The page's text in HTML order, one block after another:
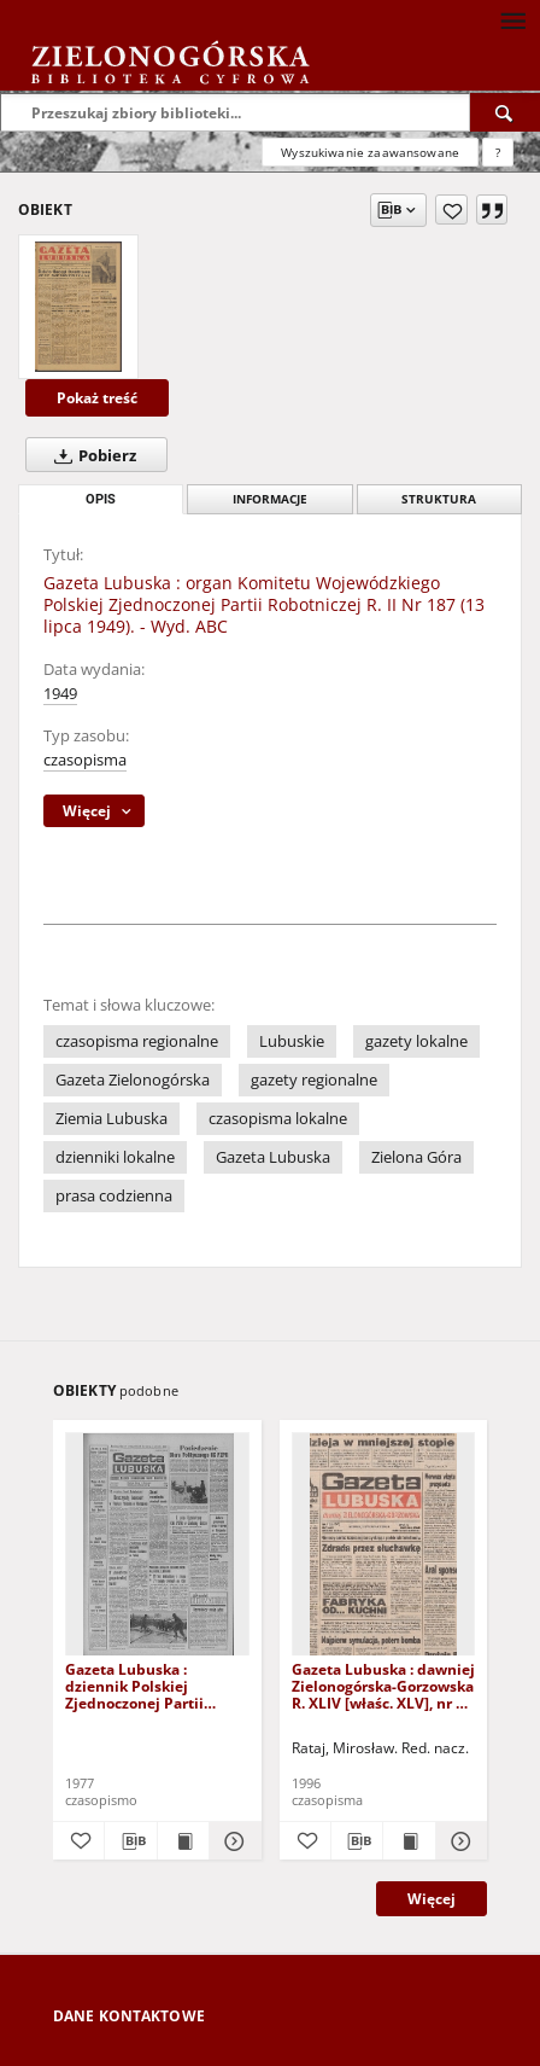
Wyszukiwanie zaawansowane ?
OBIEKT
Pokaż treść
Pobierz
OPIS INFORMACJE STRUKTURA
Tytuł:
Gazeta Lubuska : organ Komitetu Wojewódzkiego
Polskiej Zjednoczonej Partii Robotniczej R. II Nr 187 (13
lipca 1949). - Wyd. ABC
Data wydania:
1949
Typ zasobu:
czasopisma
Więcej
Temat i słowa kluczowe:
czasopisma regionalne
Lubuskie
gazety lokalne
Gazeta Zielonogórska
gazety regionalne
Ziemia Lubuska
czasopisma lokalne
dzienniki lokalne
Gazeta Lubuska
Zielona Góra
prasa codzienna
OBIEKTY podobne
Gazeta Lubuska :
dziennik Polskiej
Zjednoczonej Partii
1977
czasopismo
Gazeta Lubuska : dawniej
Zielonogórska-Gorzowska
R. XLIV [właśc. XLV], nr 52
Rataj, Mirosław. Red. nacz.
1996
czasopisma
Więcej
DANE KONTAKTOWE